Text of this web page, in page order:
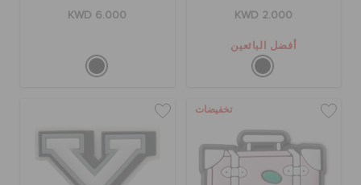
KWD 2.000
أفضل البائعين
KWD 6.000
تخفيضات